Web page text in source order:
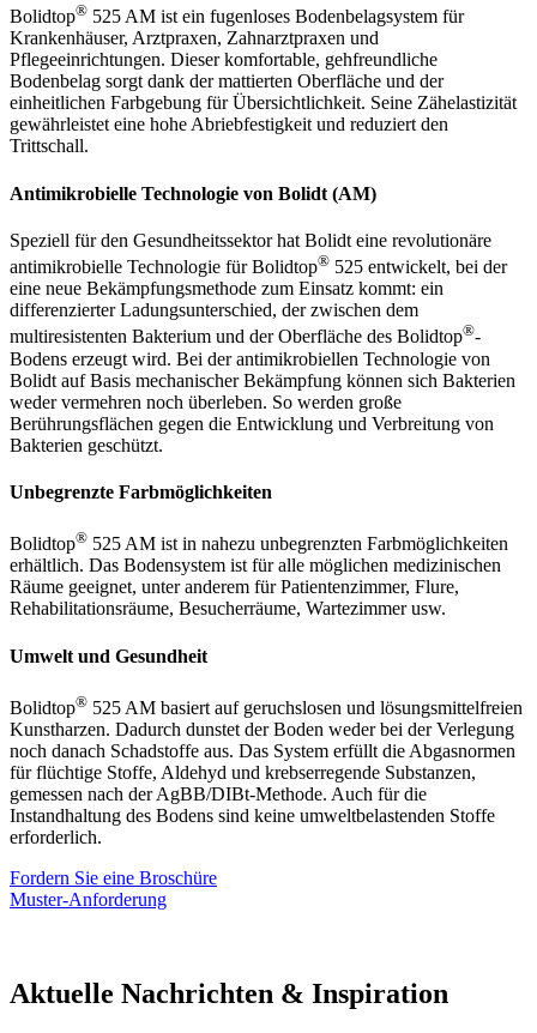
Bolidtop® 525 AM ist ein fugenloses Bodenbelagsystem für
Krankenhäuser, Arztpraxen, Zahnarztpraxen und
Pflegeeinrichtungen. Dieser komfortable, gehfreundliche
Bodenbelag sorgt dank der mattierten Oberfläche und der
einheitlichen Farbgebung für Übersichtlichkeit. Seine Zähelastizität
gewährleistet eine hohe Abriebfestigkeit und reduziert den
Trittschall.
Antimikrobielle Technologie von Bolidt (AM)
Speziell für den Gesundheitssektor hat Bolidt eine revolutionäre
antimikrobielle Technologie für Bolidtop® 525 entwickelt, bei der
eine neue Bekämpfungsmethode zum Einsatz kommt: ein
differenzierter Ladungsunterschied, der zwischen dem
multiresistenten Bakterium und der Oberfläche des Bolidtop®-
Bodens erzeugt wird. Bei der antimikrobiellen Technologie von
Bolidt auf Basis mechanischer Bekämpfung können sich Bakterien
weder vermehren noch überleben. So werden große
Berührungsflächen gegen die Entwicklung und Verbreitung von
Bakterien geschützt.
Unbegrenzte Farbmöglichkeiten
Bolidtop® 525 AM ist in nahezu unbegrenzten Farbmöglichkeiten
erhältlich. Das Bodensystem ist für alle möglichen medizinischen
Räume geeignet, unter anderem für Patientenzimmer, Flure,
Rehabilitationsräume, Besucherräume, Wartezimmer usw.
Umwelt und Gesundheit
Bolidtop® 525 AM basiert auf geruchslosen und lösungsmittelfreien
Kunstharzen. Dadurch dunstet der Boden weder bei der Verlegung
noch danach Schadstoffe aus. Das System erfüllt die Abgasnormen
für flüchtige Stoffe, Aldehyd und krebserregende Substanzen,
gemessen nach der AgBB/DIBt-Methode. Auch für die
Instandhaltung des Bodens sind keine umweltbelastenden Stoffe
erforderlich.
Fordern Sie eine Broschüre
Muster-Anforderung
Aktuelle Nachrichten & Inspiration